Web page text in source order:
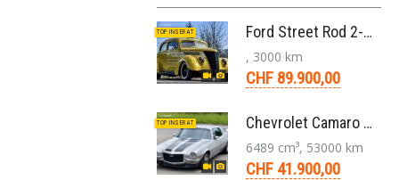
TOP INSERAT Ford Street Rod 2-Door V8 Aut. 1937
, 3000 km
CHF 89.900,00
TOP INSERAT Chevrolet Camaro SS 396 LS3 Coupe Aut. 1971
6489 cm³, 53000 km
CHF 41.900,00